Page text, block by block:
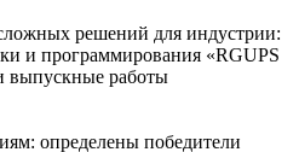
решений для индустрии:
и программирования «RGUPS
выпускные работы